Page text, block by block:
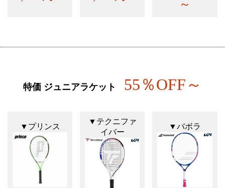
～
特価 ジュニアラケット 55％OFF～
▼プリンス
▼テクニファ
イバー
▼バボラ